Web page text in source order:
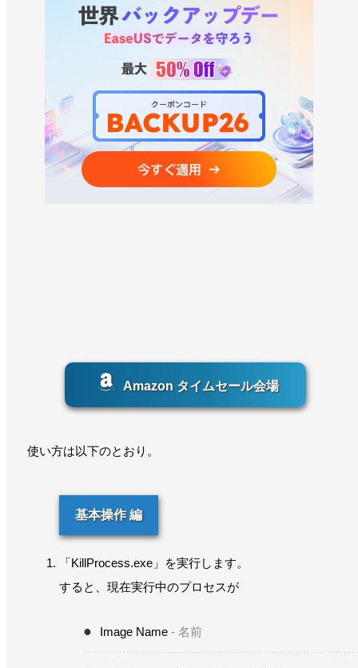
Amazon タイムセール会場
使い方は以下のとおり。
基本操作 編
「KillProcess.exe」を実行します。
すると、現在実行中のプロセスが
Image Name - 名前